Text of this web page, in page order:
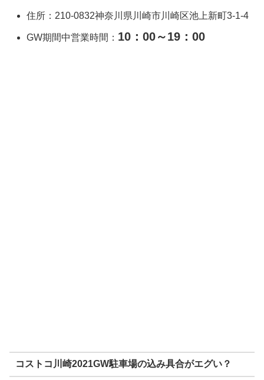
住所：210-0832神奈川県川崎市川崎区池上新町3-1-4
GW期間中営業時間： 10：00～19：00
コストコ川崎2021GW駐車場の込み具合がエグい？